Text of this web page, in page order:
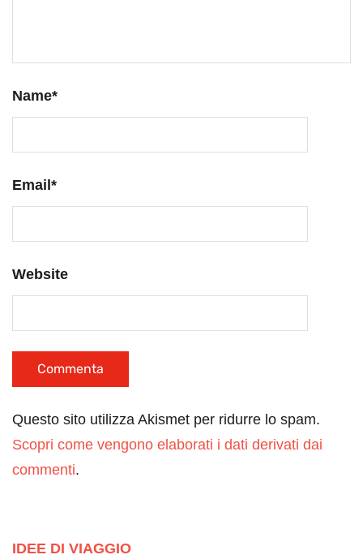
Name*
Email*
Website
Questo sito utilizza Akismet per ridurre lo spam.
Scopri come vengono elaborati i dati derivati dai
commenti.
IDEE DI VIAGGIO